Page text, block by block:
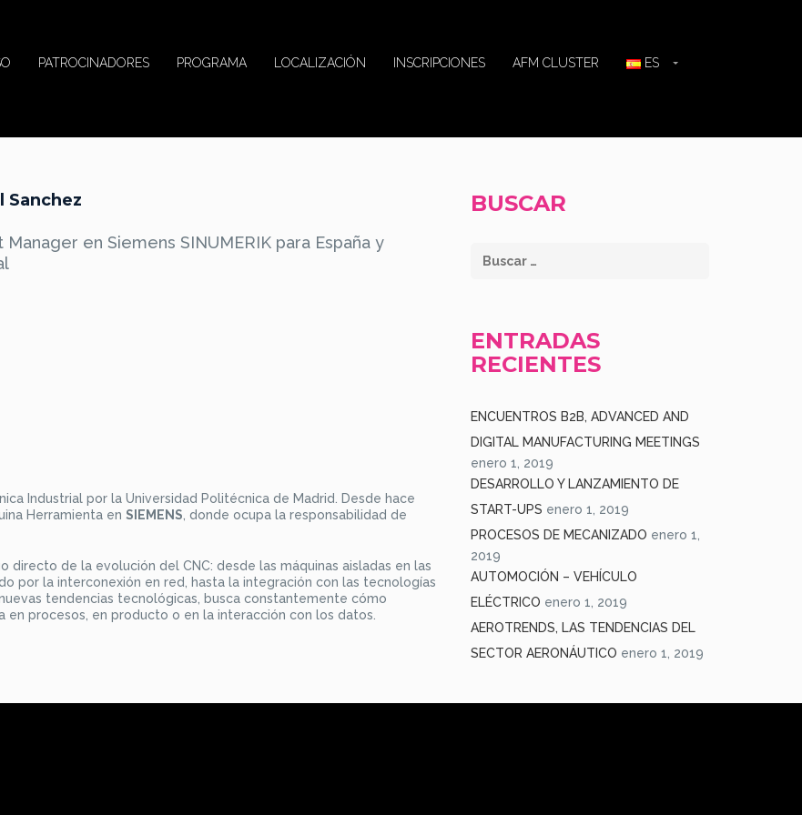
PATROCINADORES PROGRAMA LOCALIZACIÓN INSCRIPCIONES AFM CLUSTER ES
Sanchez
Manager en Siemens SINUMERIK para España y
Industrial por la Universidad Politécnica de Madrid. Desde hace
Herramienta en SIEMENS , donde ocupa la responsabilidad de
de la evolución del CNC: desde las máquinas aisladas en las
por la interconexión en red, hasta la integración con las tecnologías
tendencias tecnológicas, busca constantemente cómo
en procesos, en producto o en la interacción con los datos.
BUSCAR
ENTRADAS
RECIENTES
ENCUENTROS B2B, ADVANCED AND
DIGITAL MANUFACTURING MEETINGS
enero 1, 2019
DESARROLLO Y LANZAMIENTO DE
START-UPS enero 1, 2019
PROCESOS DE MECANIZADO enero 1,
2019
AUTOMOCIÓN – VEHÍCULO
ELÉCTRICO enero 1, 2019
AEROTRENDS, LAS TENDENCIAS DEL
SECTOR AERONÁUTICO enero 1, 2019